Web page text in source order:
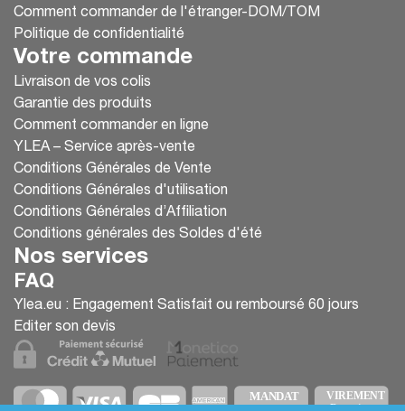
Comment commander de l'étranger-DOM/TOM
Politique de confidentialité
Votre commande
Livraison de vos colis
Garantie des produits
Comment commander en ligne
YLEA – Service après-vente
Conditions Générales de Vente
Conditions Générales d'utilisation
Conditions Générales d’Affiliation
Conditions générales des Soldes d'été
Nos services
FAQ
Ylea.eu : Engagement Satisfait ou remboursé 60 jours
Editer son devis